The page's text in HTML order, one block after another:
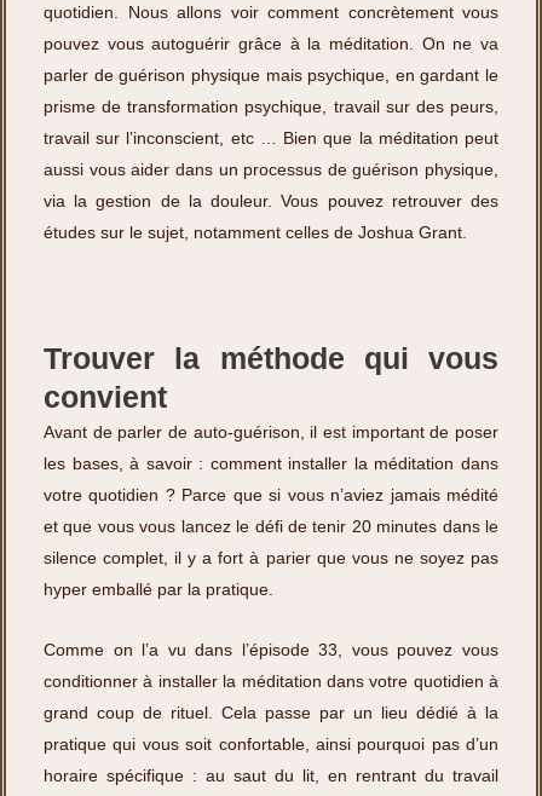
quotidien. Nous allons voir comment concrètement vous
pouvez vous autoguérir grâce à la méditation. On ne va
parler de guérison physique mais psychique, en gardant le
prisme de transformation psychique, travail sur des peurs,
travail sur l’inconscient, etc … Bien que la méditation peut
aussi vous aider dans un processus de guérison physique,
via la gestion de la douleur. Vous pouvez retrouver des
études sur le sujet, notamment celles de Joshua Grant.
Trouver la méthode qui vous
convient
Avant de parler de auto-guérison, il est important de poser
les bases, à savoir : comment installer la méditation dans
votre quotidien ? Parce que si vous n’aviez jamais médité
et que vous vous lancez le défi de tenir 20 minutes dans le
silence complet, il y a fort à parier que vous ne soyez pas
hyper emballé par la pratique.
Comme on l’a vu dans l’épisode 33, vous pouvez vous
conditionner à installer la méditation dans votre quotidien à
grand coup de rituel. Cela passe par un lieu dédié à la
pratique qui vous soit confortable, ainsi pourquoi pas d’un
horaire spécifique : au saut du lit, en rentrant du travail